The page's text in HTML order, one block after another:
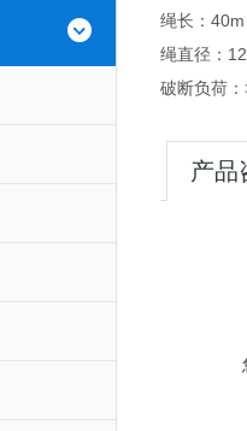
绳长：40m
绳直径：
破断负荷
产品